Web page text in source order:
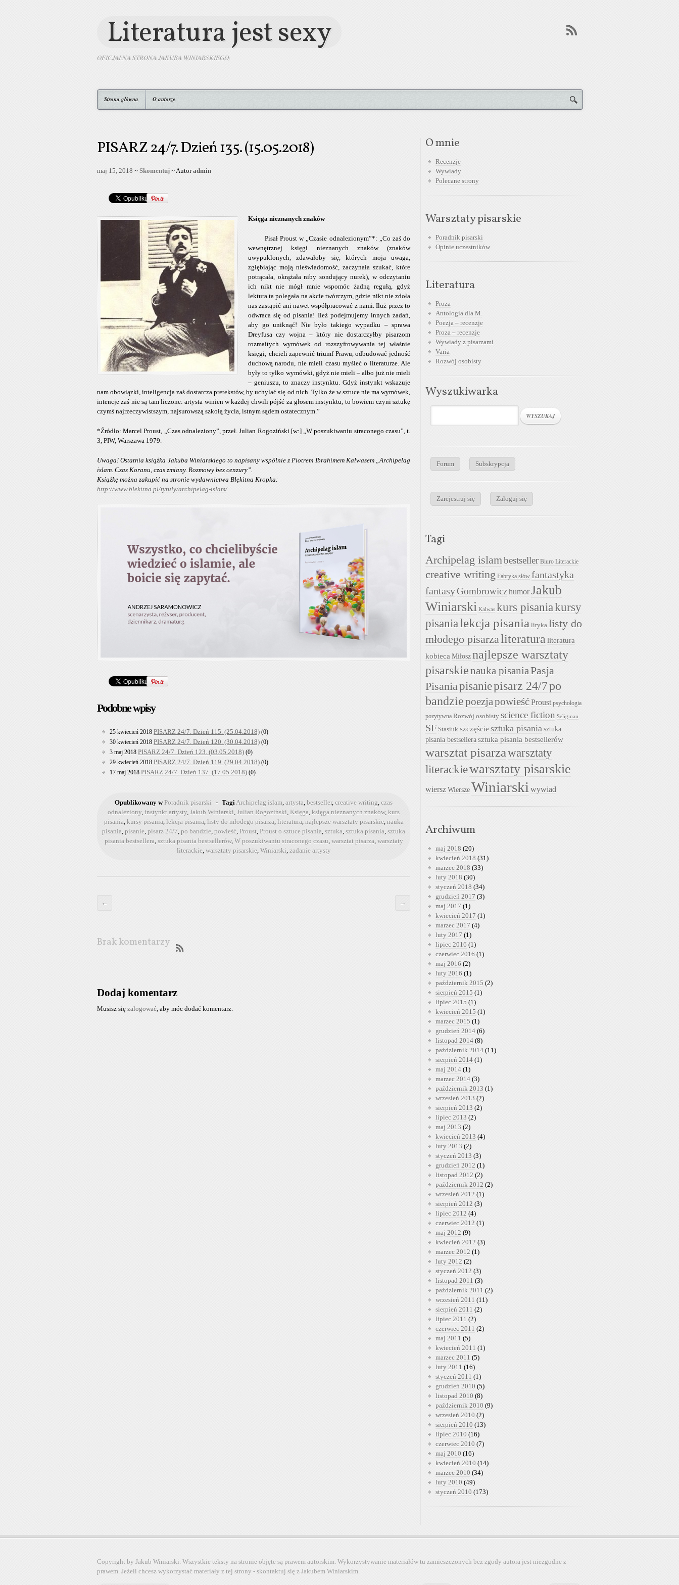
Literatura jest sexy
OFICJALNA STRONA JAKUBA WINIARSKIEGO
Strona główna O autorze
PISARZ 24/7. Dzień 135. (15.05.2018)
maj 15, 2018 ~ Skomentuj ~ Autoradmin
Księga nieznanych znaków
Pisał Proust w „Czasie odnalezionym”*: „Co zaś do
wewnętrznej księgi nieznanych znaków (znaków
uwypuklonych, zdawałoby się, których moja uwaga,
zgłębiając moją nieświadomość, zaczynała szukać, które
potrącała, okrążała niby sondujący nurek), w odczytaniu
ich nikt nie mógł mnie wspomóc żadną regułą, gdyż
lektura ta polegała na akcie twórczym, gdzie nikt nie zdoła
nas zastąpić ani nawet współpracować z nami. Iluż przez to
odwraca się od pisania! Ileż podejmujemy innych zadań,
aby go uniknąć! Nie było takiego wypadku – sprawa
Dreyfusa czy wojna – który nie dostarczyłby pisarzom
rozmaitych wymówek od rozszyfrowywania tej właśnie
księgi; chcieli zapewnić triumf Prawu, odbudować jedność
duchową narodu, nie mieli czasu myśleć o literaturze. Ale
były to tylko wymówki, gdyż nie mieli – albo już nie mieli
– geniuszu, to znaczy instynktu. Gdyż instynkt wskazuje
nam obowiązki, inteligencja zaś dostarcza pretekstów, by uchylać się od nich. Tylko że w sztuce nie ma wymówek,
intencje zaś nie są tam liczone: artysta winien w każdej chwili pójść za głosem instynktu, to bowiem czyni sztukę
czymś najrzeczywistszym, najsurowszą szkołą życia, istnym sądem ostatecznym.”
*Źródło: Marcel Proust, „Czas odnaleziony”, przeł. Julian Rogoziński [w:] „W poszukiwaniu straconego czasu”, t.
3, PIW, Warszawa 1979.
Uwaga! Ostatnia książka Jakuba Winiarskiego to napisany wspólnie z Piotrem Ibrahimem Kalwasem „Archipelag
islam. Czas Koranu, czas zmiany. Rozmowy bez cenzury”.
Książkę można zakupić na stronie wydawnictwa Błękitna Kropka:
http://www.blekitna.pl/tytuly/archipelag-islam/
Podobne wpisy
25 kwiecień 2018 PISARZ 24/7. Dzień 115. (25.04.2018) (0)
30 kwiecień 2018 PISARZ 24/7. Dzień 120. (30.04.2018) (0)
3 maj 2018 PISARZ 24/7. Dzień 123. (03.05.2018) (0)
29 kwiecień 2018 PISARZ 24/7. Dzień 119. (29.04.2018) (0)
17 maj 2018 PISARZ 24/7. Dzień 137. (17.05.2018) (0)
Opublikowany w Poradnik pisarski - Tagi Archipelag islam artysta bestseller, creative writing czas
odnaleziony instynkt artysty, Jakub Winiarski Julian Rogoziński Księga księga nieznanych znaków, kurs
pisania kursy pisania lekcja pisania listy do młodego pisarza literatura najlepsze warsztaty pisarskie nauka
pisania pisanie pisarz 24/7 po bandzie powieść Proust Proust o sztuce pisania sztuka sztuka pisania sztuka
pisania bestsellera sztuka pisania bestsellerów, W poszukiwaniu straconego czasu warsztat pisarza warsztaty
literackie, warsztaty pisarskie Winiarski zadanie artysty
← →
Brak komentarzy
Dodaj komentarz
Musisz się zalogować , aby móc dodać komentarz.
O mnie
Recenzje
Wywiady
Polecane strony
Warsztaty pisarskie
Poradnik pisarski
Opinie uczestników
Literatura
Proza
Antologia dla M.
Poezja – recenzje
Proza – recenzje
Wywiady z pisarzami
Varia
Rozwój osobisty
Wyszukiwarka
Forum Subskrypcja
Zarejestruj się Zaloguj się
Tagi
Archipelag islambestseller Biuro Literackie
creative writing Fabryka słów fantastyka
fantasyGombrowiczhumorJakub
Winiarski Kalwas kurs pisaniakursy
pisanialekcja pisania liryka listy do
młodego pisarzaliteratura literatura
kobieca Miłosz najlepsze warsztaty
pisarskienauka pisaniaPasja
Pisaniapisaniepisarz 24/7po
bandziepoezjapowieśćProust psychologia
pozytywna Rozwój osobisty science fiction Seligman
SF Stasiuk szczęście sztuka pisania sztuka
pisania bestsellera sztuka pisania bestsellerów
warsztat pisarzawarsztaty
literackiewarsztaty pisarskie
wierszWierszeWiniarski wywiad
Archiwum
maj 2018 (20)
kwiecień 2018 (31)
marzec 2018 (33)
luty 2018 (30)
styczeń 2018 (34)
grudzień 2017 (3)
maj 2017 (1)
kwiecień 2017 (1)
marzec 2017 (4)
luty 2017 (1)
lipiec 2016 (1)
czerwiec 2016 (1)
maj 2016 (2)
luty 2016 (1)
październik 2015 (2)
sierpień 2015 (1)
lipiec 2015 (1)
kwiecień 2015 (1)
marzec 2015 (1)
grudzień 2014 (6)
listopad 2014 (8)
październik 2014 (11)
sierpień 2014 (1)
maj 2014 (1)
marzec 2014 (3)
październik 2013 (1)
wrzesień 2013 (2)
sierpień 2013 (2)
lipiec 2013 (2)
maj 2013 (2)
kwiecień 2013 (4)
luty 2013 (2)
styczeń 2013 (3)
grudzień 2012 (1)
listopad 2012 (2)
październik 2012 (2)
wrzesień 2012 (1)
sierpień 2012 (3)
lipiec 2012 (4)
czerwiec 2012 (1)
maj 2012 (9)
kwiecień 2012 (3)
marzec 2012 (1)
luty 2012 (2)
styczeń 2012 (3)
listopad 2011 (3)
październik 2011 (2)
wrzesień 2011 (11)
sierpień 2011 (2)
lipiec 2011 (2)
czerwiec 2011 (2)
maj 2011 (5)
kwiecień 2011 (1)
marzec 2011 (5)
luty 2011 (16)
styczeń 2011 (1)
grudzień 2010 (5)
listopad 2010 (8)
październik 2010 (9)
wrzesień 2010 (2)
sierpień 2010 (13)
lipiec 2010 (16)
czerwiec 2010 (7)
maj 2010 (16)
kwiecień 2010 (14)
marzec 2010 (34)
luty 2010 (49)
styczeń 2010 (173)
Copyright by Jakub Winiarski. Wszystkie teksty na stronie objęte są prawem autorskim. Wykorzystywanie materiałów tu zamieszczonych bez zgody autora jest niezgodne z
prawem. Jeżeli chcesz wykorzystać materiały z tej strony - skontaktuj się z Jakubem Winiarskim.